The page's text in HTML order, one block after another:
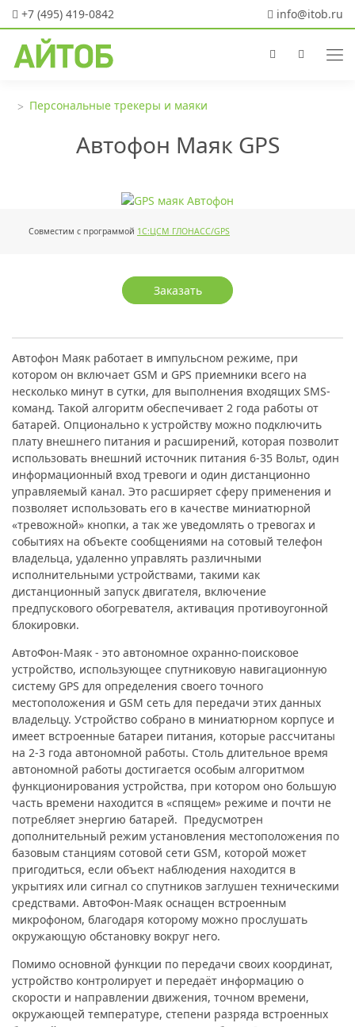
+7 (495) 419-0842 info@itob.ru
Персональные трекеры и маяки
Автофон Маяк GPS
Совместим с программой 1С:ЦСМ ГЛОНАСС/GPS
Заказать
Автофон Маяк работает в импульсном режиме, при
котором он включает GSM и GPS приемники всего на
несколько минут в сутки, для выполнения входящих SMS-
команд. Такой алгоритм обеспечивает 2 года работы от
батарей. Опционально к устройству можно подключить
плату внешнего питания и расширений, которая позволит
использовать внешний источник питания 6-35 Вольт, один
информационный вход тревоги и один дистанционно
управляемый канал. Это расширяет сферу применения и
позволяет использовать его в качестве миниатюрной
«тревожной» кнопки, а так же уведомлять о тревогах и
событиях на объекте сообщениями на сотовый телефон
владельца, удаленно управлять различными
исполнительными устройствами, такими как
дистанционный запуск двигателя, включение
предпускового обогревателя, активация противоугонной
блокировки.
АвтоФон-Маяк - это автономное охранно-поисковое
устройство, использующее спутниковую навигационную
систему GPS для определения своего точного
местоположения и GSM сеть для передачи этих данных
владельцу. Устройство собрано в миниатюрном корпусе и
имеет встроенные батареи питания, которые рассчитаны
на 2-3 года автономной работы. Столь длительное время
автономной работы достигается особым алгоритмом
функционирования устройства, при котором оно большую
часть времени находится в «спящем» режиме и почти не
потребляет энергию батарей. Предусмотрен
дополнительный режим установления местоположения по
базовым станциям сотовой сети GSM, которой может
пригодиться, если объект наблюдения находится в
укрытиях или сигнал со спутников заглушен техническими
средствами. АвтоФон-Маяк оснащен встроенным
микрофоном, благодаря которому можно прослушать
окружающую обстановку вокруг него.
Помимо основной функции по передачи своих координат,
устройство контролирует и передаёт информацию о
скорости и направлении движения, точном времени,
окружающей температуре, степени разряда встроенных